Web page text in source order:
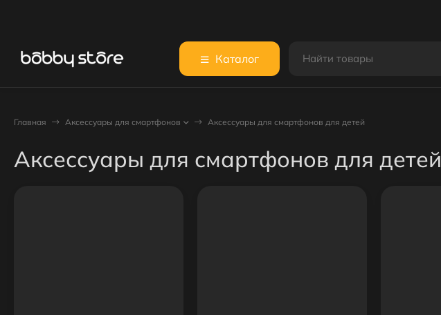
Каталог
Главная Аксессуары для смартфонов Аксессуары для смартфонов для детей
Аксессуары для смартфонов для детей